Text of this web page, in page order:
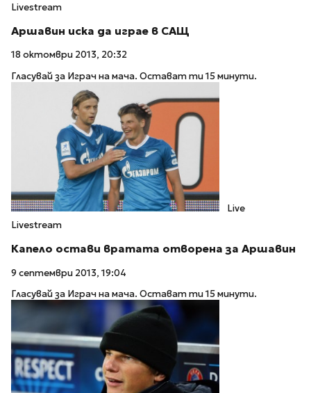
Livestream
Аршавин иска да играе в САЩ
18 октомври 2013, 20:32
Гласувай за Играч на мача. Остават ти 15 минути.
Live
Livestream
Капело остави вратата отворена за Аршавин
9 септември 2013, 19:04
Гласувай за Играч на мача. Остават ти 15 минути.